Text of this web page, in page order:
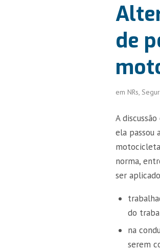
de
em NRs,
A
ela passou
norma,
ser
do
na
serem